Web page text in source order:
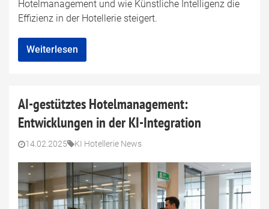
Hotelmanagement und wie Künstliche Intelligenz die
Effizienz in der Hotellerie steigert.
Weiterlesen
AI-gestütztes Hotelmanagement:
Entwicklungen in der KI-Integration
14.02.2025 KI Hotellerie News